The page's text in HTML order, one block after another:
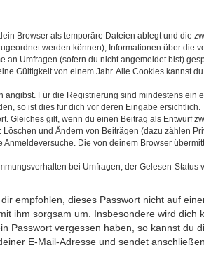
Browser als temporäre Dateien ablegt und die
werden können), Informationen über die
Umfragen (sofern du nicht angemeldet bist)
Gültigkeit von einem Jahr. Alle Cookies kannst
Für die Registrierung sind mindestens ein
so ist dies für dich vor deren Eingabe ersichtlich.
Gleiches gilt, wenn du einen Beitrag als Entwurf
und Ändern von Beiträgen (dazu zählen
Die von deinem Browser
bei Umfragen, der Gelesen-Status
empfohlen, dieses Passwort nicht auf
ihm sorgsam um. Insbesondere wird dich
Passwort vergessen haben, so kannst du
E-Mail-Adresse und sendet